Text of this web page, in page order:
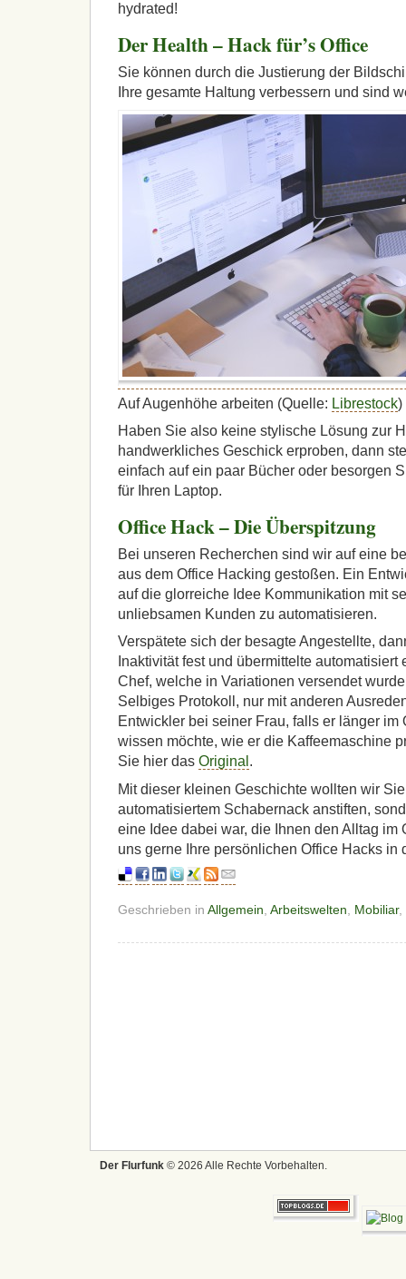
hydrated!
Der Health – Hack für’s Office
Sie können durch die Justierung der
Ihre gesamte Haltung verbessern und sind
Auf Augenhöhe arbeiten (Quelle: Librestock)
Haben Sie also keine stylische Lösung zur
handwerkliches Geschick erproben, dann
einfach auf ein paar Bücher oder besorgen
für Ihren Laptop.
Office Hack – Die Überspitzung
Bei unseren Recherchen sind wir auf eine
aus dem Office Hacking gestoßen. Ein
auf die glorreiche Idee Kommunikation mit
unliebsamen Kunden zu automatisieren.
Verspätete sich der besagte Angestellte,
Inaktivität fest und übermittelte
Chef, welche in Variationen versendet
Selbiges Protokoll, nur mit anderen
Entwickler bei seiner Frau, falls er länger
wissen möchte, wie er die Kaffeemaschine
Sie hier das Original .
Mit dieser kleinen Geschichte wollten wir
automatisiertem Schabernack anstiften,
eine Idee dabei war, die Ihnen den Alltag im
uns gerne Ihre persönlichen Office Hacks in
Geschrieben in Allgemein, Arbeitswelten, Mobiliar,
Der Flurfunk © 2026 Alle Rechte Vorbehalten.